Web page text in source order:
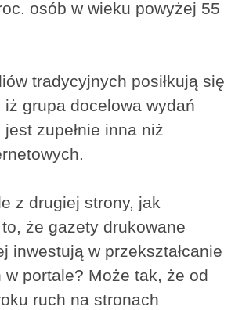
osób w wieku powyżej 55
tradycyjnych posiłkują się
iż grupa docelowa wydań
zupełnie inna niż
z drugiej strony, jak
to, że gazety drukowane
inwestują w przekształcanie
w portale? Może tak, że od
ruch na stronach